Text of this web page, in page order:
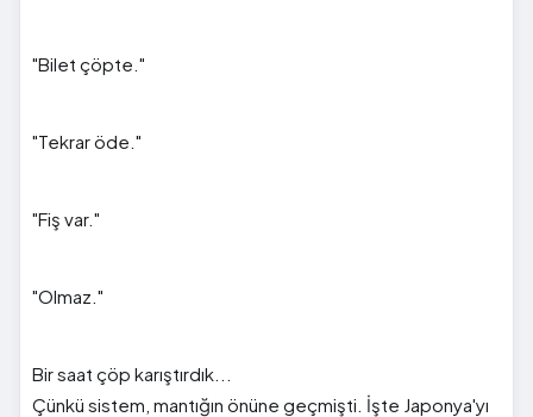
"Bilet çöpte."
"Tekrar öde."
"Fiş var."
"Olmaz."
Bir saat çöp karıştırdık...
Çünkü sistem, mantığın önüne geçmişti. İşte Japonya'yı